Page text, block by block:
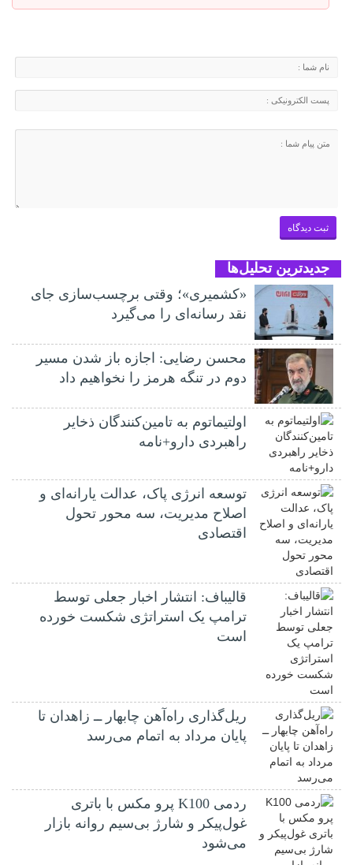
جدیدترین تحلیل‌ها
«کشمیری»؛ وقتی برچسب‌سازی جای
نقد رسانه‌ای را می‌گیرد
محسن رضایی: اجازه باز شدن مسیر
دوم در تنگه هرمز را نخواهیم داد
اولتیماتوم به تامین‌کنندگان ذخایر
راهبردی دارو+نامه
توسعه انرژی پاک، عدالت یارانه‌ای و
اصلاح مدیریت، سه محور تحول
اقتصادی
قالیباف: انتشار اخبار جعلی توسط
ترامپ یک استراتژی شکست خورده
است
ریل‌گذاری راه‌آهن چابهار ــ زاهدان تا
پایان مرداد به اتمام می‌رسد
ردمی K100 پرو مکس با باتری
غول‌پیکر و شارژ بی‌سیم روانه بازار
می‌شود